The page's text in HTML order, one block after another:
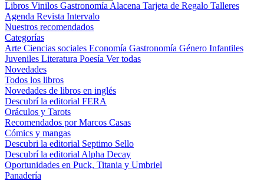
Libros Vinilos Gastronomía Alacena Tarjeta de Regalo Talleres
Agenda Revista Intervalo
Nuestros recomendados
Categorías
Arte Ciencias sociales Economía Gastronomía Género Infantiles
Juveniles Literatura Poesía Ver todas
Novedades
Todos los libros
Novedades de libros en inglés
Descubrí la editorial FERA
Oráculos y Tarots
Recomendados por Marcos Casas
Cómics y mangas
Descubri la editorial Septimo Sello
Descubrí la editorial Alpha Decay
Oportunidades en Puck, Titania y Umbriel
Panadería